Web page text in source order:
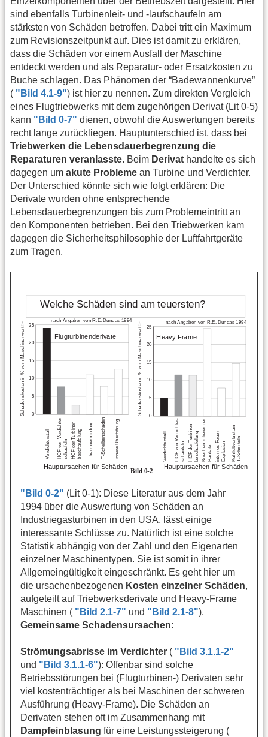
sind ebenfalls Turbinenleit- und -laufschaufeln am
stärksten von Schäden betroffen. Dabei tritt ein Maximum
zum Revisionszeitpunkt auf. Dies ist damit zu erklären,
dass die Schäden vor einem Ausfall der Maschine
entdeckt werden und als Reparatur- oder Ersatzkosten zu
Buche schlagen. Das Phänomen der “Badewannenkurve”
( "Bild 4.1-9") ist hier zu nennen. Zum direkten Vergleich
eines Flugtriebwerks mit dem zugehörigen Derivat (Lit 0-5)
kann "Bild 0-7" dienen, obwohl die Auswertungen bereits
recht lange zurückliegen. Hauptunterschied ist, dass bei
Triebwerken die Lebensdauerbegrenzung die
Reparaturen veranlasste. Beim Derivat handelte es sich
dagegen um akute Probleme an Turbine und Verdichter.
Der Unterschied könnte sich wie folgt erklären: Die
Derivate wurden ohne entsprechende
Lebensdauerbegrenzungen bis zum Problemeintritt an
den Komponenten betrieben. Bei den Triebwerken kam
dagegen die Sicherheitsphilosophie der Luftfahrtgeräte
zum Tragen.
"Bild 0-2" (Lit 0-1): Diese Literatur aus dem Jahr
1994 über die Auswertung von Schäden an
Industriegasturbinen in den USA, lässt einige
interessante Schlüsse zu. Natürlich ist eine solche
Statistik abhängig von der Zahl und den Eigenarten
einzelner Maschinentypen. Sie ist somit in ihrer
Allgemeingültigkeit eingeschränkt. Es geht hier um
die ursachenbezogenen Kosten einzelner Schäden,
aufgeteilt auf Triebwerksderivate und Heavy-Frame
Maschinen ( "Bild 2.1-7" und "Bild 2.1-8").
Gemeinsame Schadensursachen:
Strömungsabrisse im Verdichter ( "Bild 3.1.1-2"
und "Bild 3.1.1-6"): Offenbar sind solche
Betriebsstörungen bei (Flugturbinen-) Derivaten sehr
viel kostenträchtiger als bei Maschinen der schweren
Ausführung (Heavy-Frame). Die Schäden an
Derivaten stehen oft im Zusammenhang mit
Dampfeinblasung für eine Leistungssteigerung (